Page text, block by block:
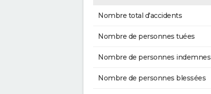
Nombre total d'accidents
Nombre de personnes tuées
Nombre de personnes indemnes
Nombre de personnes blessées